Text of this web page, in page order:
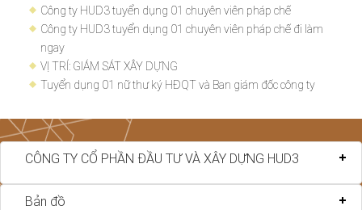
Công ty HUD3 tuyển dụng 01 chuyên viên pháp chế
Công ty HUD3 tuyển dụng 01 chuyên viên pháp chế đi làm
ngay
VỊ TRÍ: GIÁM SÁT XÂY DỰNG
Tuyển dụng 01 nữ thư ký HĐQT và Ban giám đốc công ty
CÔNG TY CỔ PHẦN ĐẦU TƯ VÀ XÂY DỰNG HUD3
Bản đồ